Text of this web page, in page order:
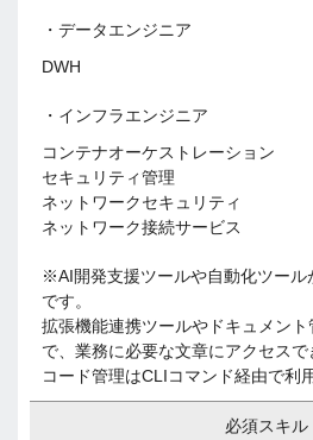
・データエンジニア
DWH
・インフラエンジニア
コンテナオーケストレーション
セキュリティ管理
ネットワークセキュリティ
ネットワーク接続サービス
※AI開発支援ツールや自動化ツール
です。
拡張機能連携ツールやドキュメン
で、業務に必要な文章にアクセスで
コード管理はCLIコマンド経由で利
必須スキル